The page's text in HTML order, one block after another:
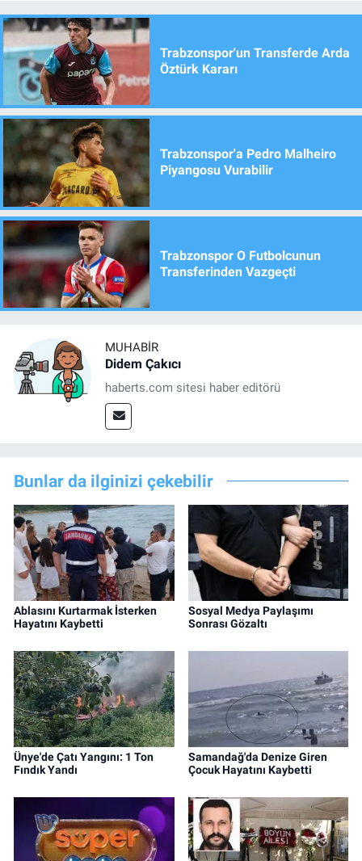
Trabzonspor'un Transferde Arda
Öztürk Kararı
Trabzonspor'a Pedro Malheiro
Piyangosu Vurabilir
Trabzonspor O Futbolcunun
Transferinden Vazgeçti
MUHABIR
Didem Çakıcı
haberts.com sitesi haber editörü
Bunlar da ilginizi çekebilir
Ablasını Kurtarmak İsterken
Hayatını Kaybetti
Sosyal Medya Paylaşımı
Sonrası Gözaltı
Ünye'de Çatı Yangını: 1 Ton
Fındık Yandı
Samandağ'da Denize Giren
Çocuk Hayatını Kaybetti